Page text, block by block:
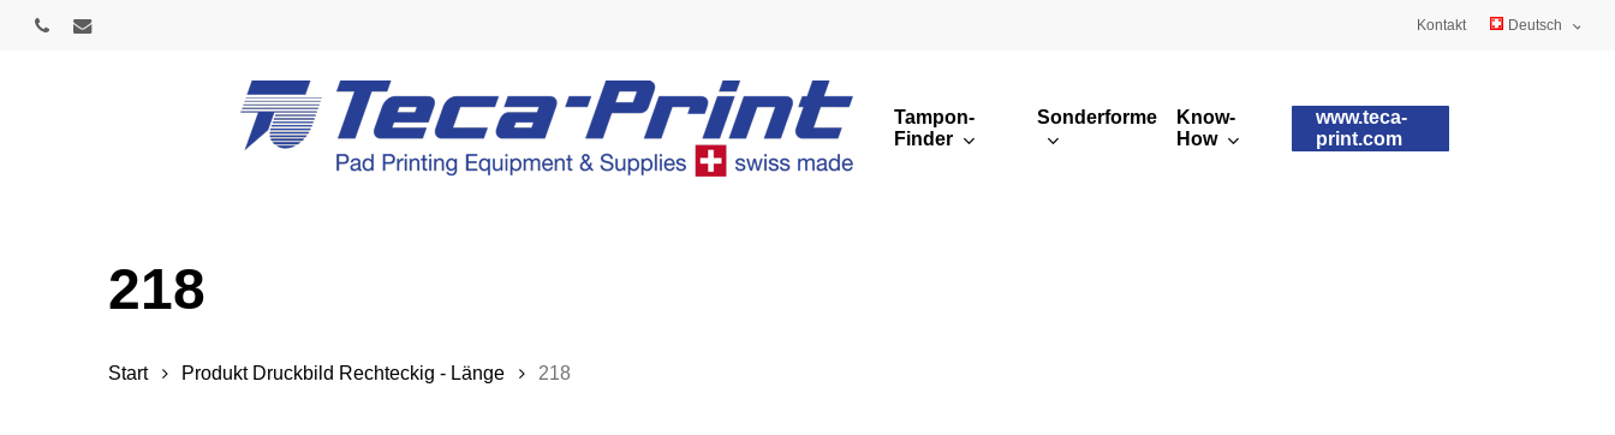
Skip
Kontakt Deutsch
Tampon-
Finder
Sonderformen
Know-
How
www.teca-
print.com
218
Start Produkt Druckbild Rechteckig - Länge 218